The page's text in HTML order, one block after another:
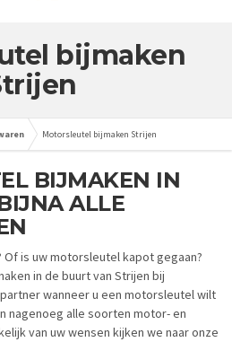
bijmaken
Motorsleutel bijmaken Strijen
BIJMAKEN IN
ALLE
is uw motorsleutel kapot gegaan?
in de buurt van Strijen bij
wanneer u een motorsleutel wilt
nagenoeg alle soorten motor- en
van uw wensen kijken we naar onze